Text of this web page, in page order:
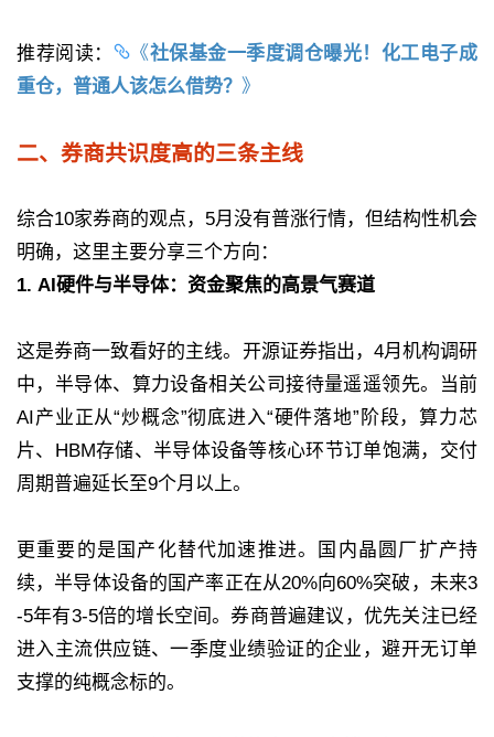
推荐阅读： 《社保基金一季度调仓曝光！化工电子成
重仓，普通人该怎么借势？ 》
二、券商共识度高的三条主线
综合10家券商的观点，5月没有普涨行情，但结构性机会
明确，这里主要分享三个方向：
1. AI硬件与半导体：资金聚焦的高景气赛道
这是券商一致看好的主线。开源证券指出，4月机构调研
中，半导体、算力设备相关公司接待量遥遥领先。当前
AI产业正从“炒概念”彻底进入“硬件落地”阶段，算力芯
片、HBM存储、半导体设备等核心环节订单饱满，交付
周期普遍延长至9个月以上。
更重要的是国产化替代加速推进。国内晶圆厂扩产持
续，半导体设备的国产率正在从20%向60%突破，未来3
-5年有3-5倍的增长空间。券商普遍建议，优先关注已经
进入主流供应链、一季度业绩验证的企业，避开无订单
支撑的纯概念标的。